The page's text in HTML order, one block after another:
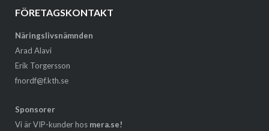
FÖRETAGSKONTAKT
Näringslivsnämnden
Arad Alavi
Erik Torgersson
fnordf@f.kth.se
Sponsorer
Vi är VIP-kunder hos mera.se!